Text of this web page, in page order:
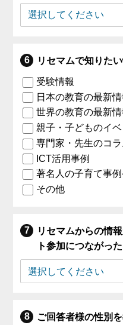
リセマムで知りた
受験情報
日本の教育の最新情
世界の教育の最新情
親子・子どものイ
専門家・先生のコラ
ICT活用事例
著名人の子育て事
その他
リセマムからの情
ト参加につながっ
ご回答者様の性別